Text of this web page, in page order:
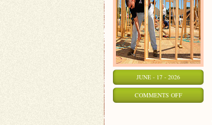
JUNE - 17 - 2026
COMMENTS OFFON